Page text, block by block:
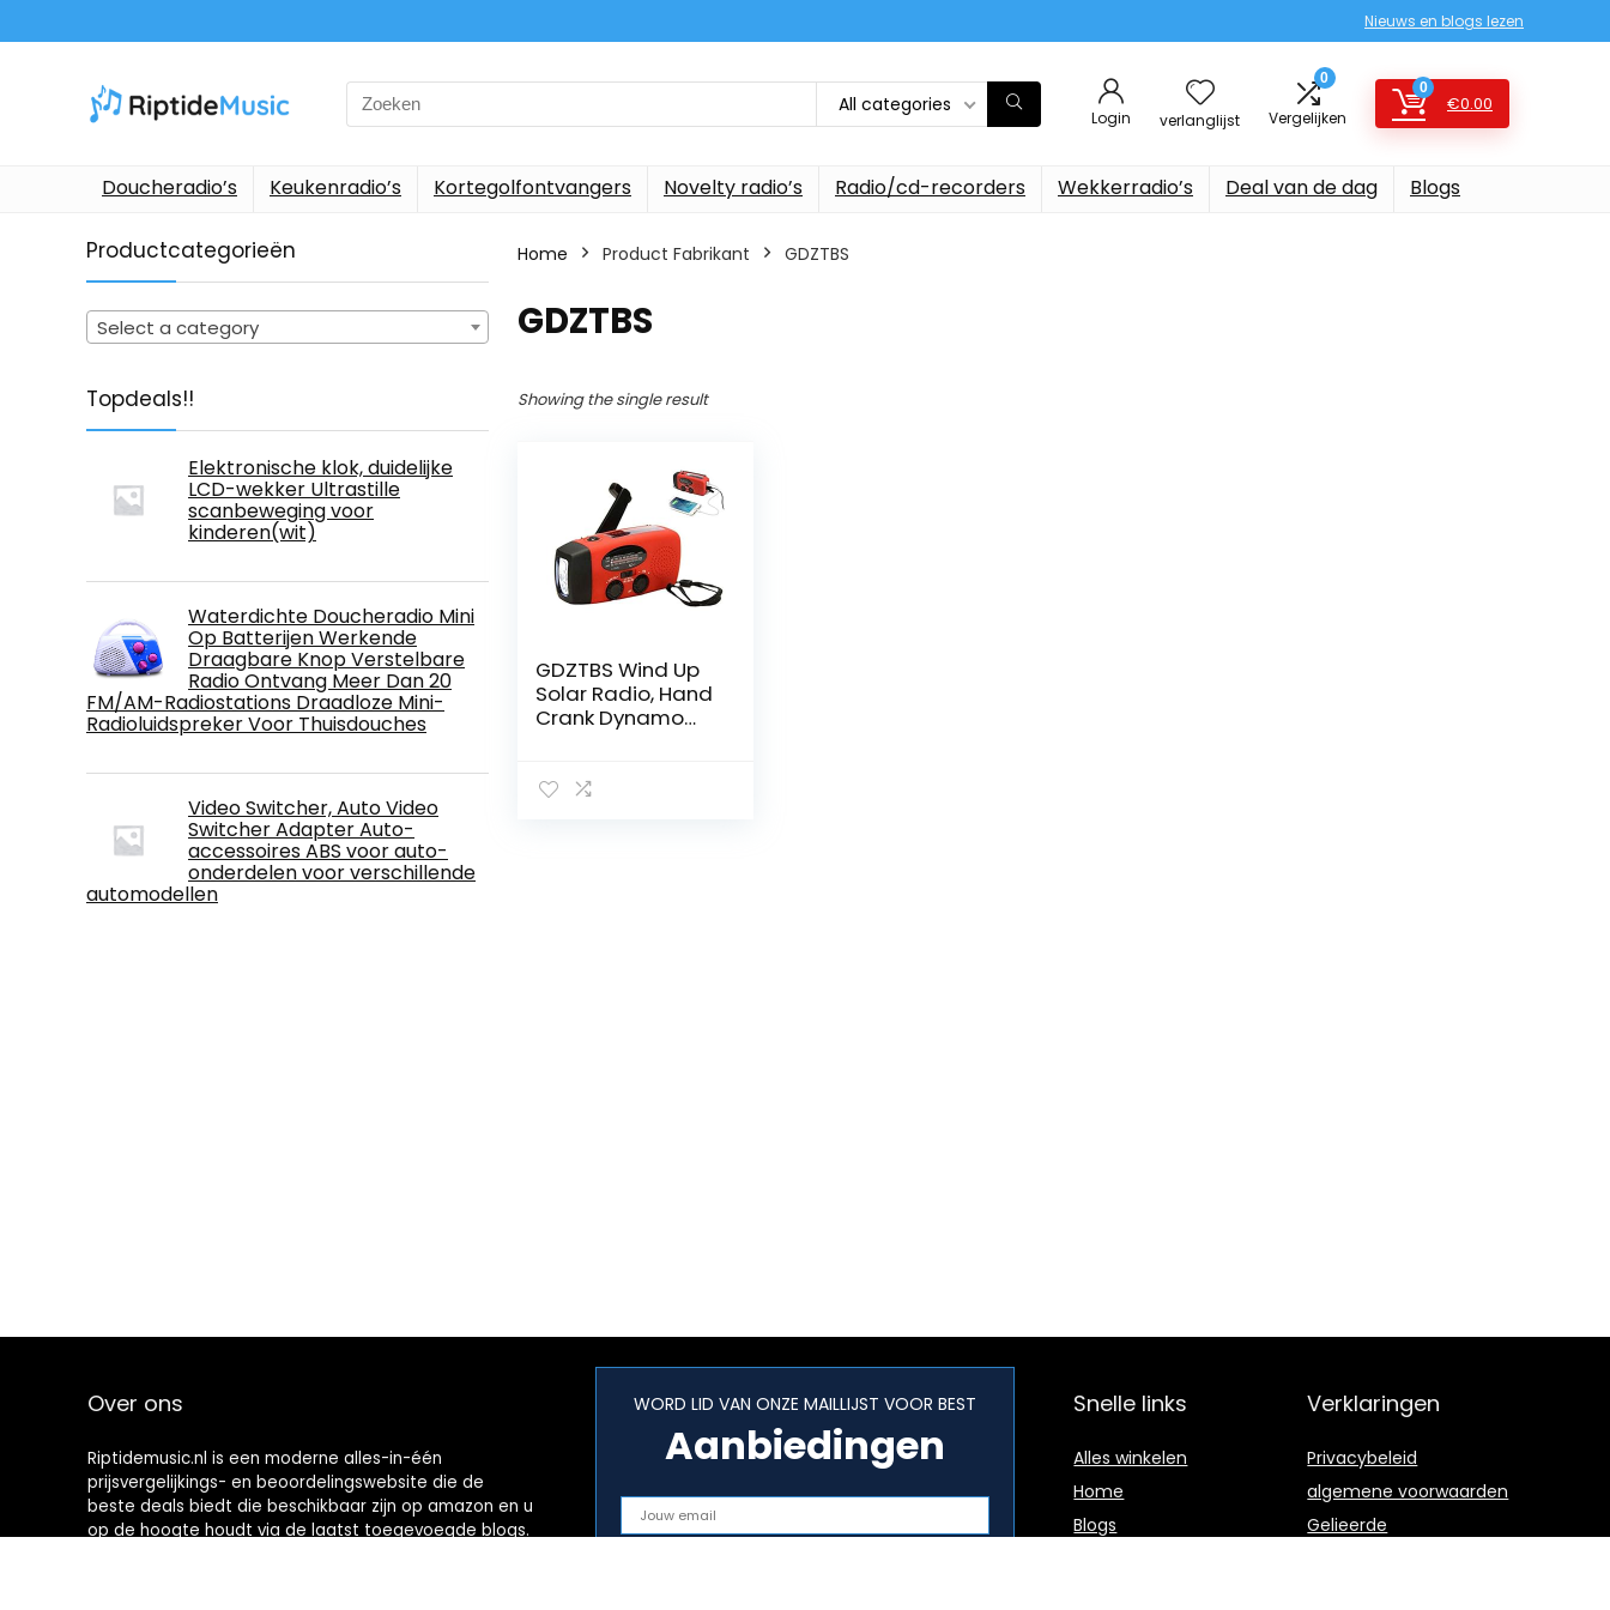
Nieuws en blogs lezen
Search
for:
All categories
Login verlanglijst
0
Vergelijken
0
€0.00
Doucheradio’s Keukenradio’s Kortegolfontvangers Novelty radio’s Radio/cd-recorders Wekkerradio’s Deal van de dag Blogs
Productcategorieën
Select a category
Topdeals!!
Elektronische klok, duidelijke
LCD-wekker Ultrastille
scanbeweging voor
kinderen(wit)
Waterdichte Doucheradio Mini
Op Batterijen Werkende
Draagbare Knop Verstelbare
Radio Ontvang Meer Dan 20
FM/AM-Radiostations Draadloze Mini-
Radioluidspreker Voor Thuisdouches
Video Switcher, Auto Video
Switcher Adapter Auto-
accessoires ABS voor auto-
onderdelen voor verschillende
automodellen
Home Product Fabrikant ‎GDZTBS
‎GDZTBS
Showing the single result
GDZTBS Wind Up
Solar Radio, Hand
Crank Dynamo
Emergency Radio
Over ons
Riptidemusic.nl is een moderne alles-in-één
prijsvergelijkings- en beoordelingswebsite die de
beste deals biedt die beschikbaar zijn op amazon en u
op de hoogte houdt via de laatst toegevoegde blogs.
WORD LID VAN ONZE MAILLIJST VOOR BEST
Aanbiedingen
Snelle links
Alles winkelen
Home
Blogs
Verklaringen
Privacybeleid
algemene voorwaarden
Gelieerde